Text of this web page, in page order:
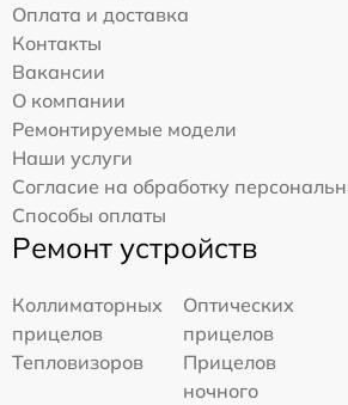
Оплата и доставка
Контакты
Вакансии
О компании
Ремонтируемые модели
Наши услуги
Согласие на обработку
Способы оплаты
Ремонт устройств
Коллиматорных
прицелов
Оптических
прицелов
Тепловизоров
Прицелов
ночного